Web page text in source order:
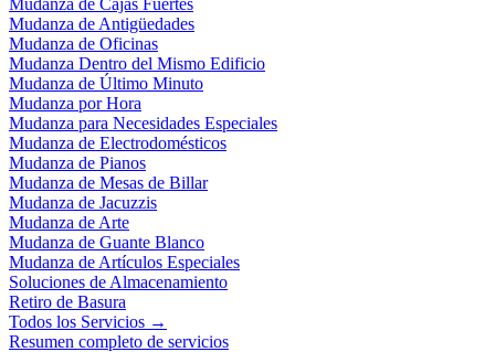
Mudanza de Cajas Fuertes
Mudanza de Antigüedades
Mudanza de Oficinas
Mudanza Dentro del Mismo Edificio
Mudanza de Último Minuto
Mudanza por Hora
Mudanza para Necesidades Especiales
Mudanza de Electrodomésticos
Mudanza de Pianos
Mudanza de Mesas de Billar
Mudanza de Jacuzzis
Mudanza de Arte
Mudanza de Guante Blanco
Mudanza de Artículos Especiales
Soluciones de Almacenamiento
Retiro de Basura
Todos los Servicios →
Resumen completo de servicios